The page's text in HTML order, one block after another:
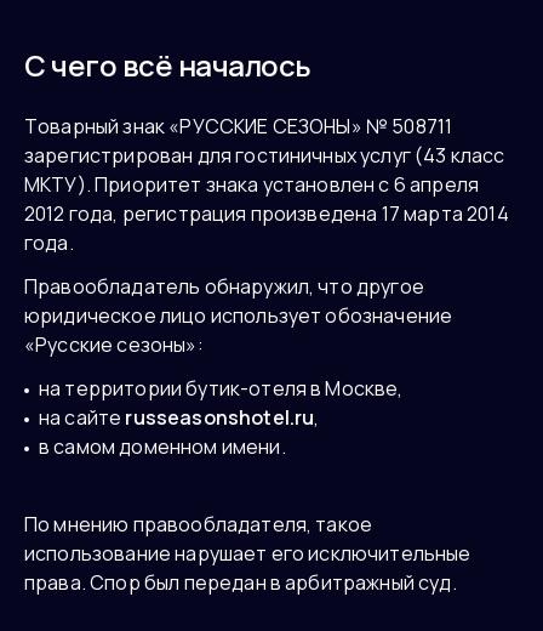
С чего всё началось
Товарный знак «РУССКИЕ СЕЗОНЫ» № 508711
зарегистрирован для гостиничных услуг (43 класс
МКТУ). Приоритет знака установлен с 6 апреля
2012 года, регистрация произведена 17 марта 2014
года.
Правообладатель обнаружил, что другое
юридическое лицо использует обозначение
«Русские сезоны»:
на территории бутик-отеля в Москве,
на сайте russeasonshotel.ru,
в самом доменном имени.
По мнению правообладателя, такое
использование нарушает его исключительные
права. Спор был передан в арбитражный суд.